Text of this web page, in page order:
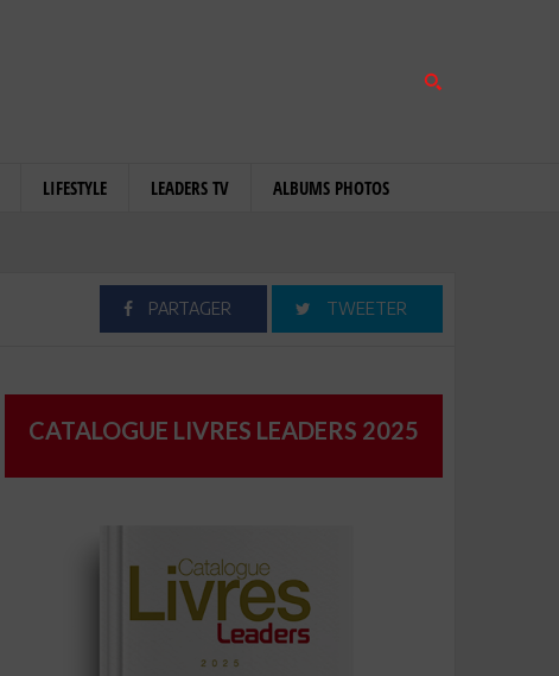
LIFESTYLE LEADERS TV ALBUMS PHOTOS
PARTAGER TWEETER
CATALOGUE LIVRES LEADERS 2025